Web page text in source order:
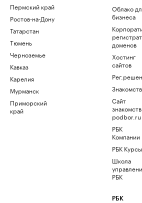
Пермский край
Ростов-на-Дону
Татарстан
Тюмень
Черноземье
Кавказ
Карелия
Мурманск
Приморский
край
Облако
бизнеса
доменов
Хостинг
сайтов
Сайт
знакомств
podbor.ru
РБК
Компании
РБК Курсы
Школа
РБК
РБК